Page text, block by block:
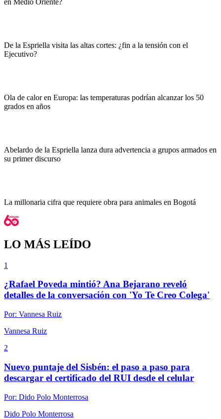
en Medio Oriente?
De la Espriella visita las altas cortes: ¿fin a la tensión con el
Ejecutivo?
Ola de calor en Europa: las temperaturas podrían alcanzar los 50
grados en años
Abelardo de la Espriella lanza dura advertencia a grupos armados en
su primer discurso
La millonaria cifra que requiere obra para animales en Bogotá
LO MÁS LEÍDO
1
¿Rafael Poveda mintió? Ana Bejarano reveló
detalles de la conversación con 'Yo Te Creo Colega'
Por: Vannesa Ruiz
Vannesa Ruiz
2
Nuevo puntaje del Sisbén: el paso a paso para
descargar el certificado del RUI desde el celular
Por: Dido Polo Monterrosa
Dido Polo Monterrosa